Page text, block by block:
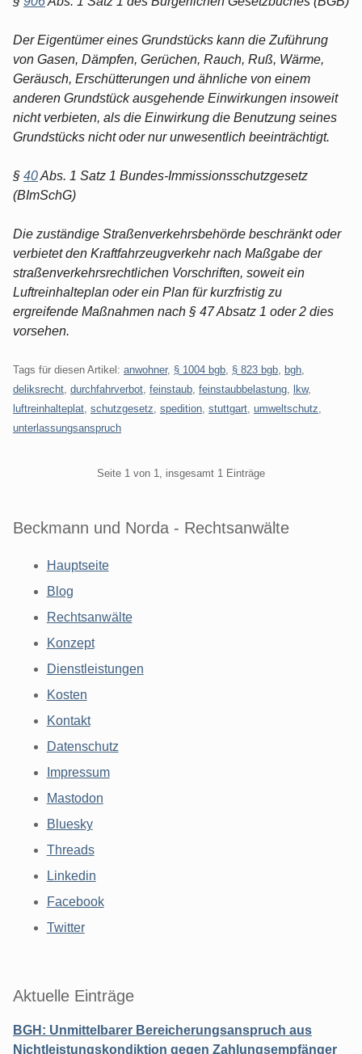
Der Eigentümer eines Grundstücks kann die Zuführung
von Gasen, Dämpfen, Gerüchen, Rauch, Ruß, Wärme,
Geräusch, Erschütterungen und ähnliche von einem
anderen Grundstück ausgehende Einwirkungen insoweit
nicht verbieten, als die Einwirkung die Benutzung seines
Grundstücks nicht oder nur unwesentlich beeinträchtigt.
§ 40Abs. 1 Satz 1 Bundes-Immissionsschutzgesetz
(BImSchG)
Die zuständige Straßenverkehrsbehörde beschränkt oder
verbietet den Kraftfahrzeugverkehr nach Maßgabe der
straßenverkehrsrechtlichen Vorschriften, soweit ein
Luftreinhalteplan oder ein Plan für kurzfristig zu
ergreifende Maßnahmen nach § 47 Absatz 1 oder 2 dies
vorsehen.
Tags für diesen Artikel: anwohner, § 1004 bgb § 823 bgb bgh
deliksrecht durchfahrverbot feinstaub feinstaubbelastung lkw,
luftreinhalteplat schutzgesetz spedition stuttgart umweltschutz
unterlassungsanspruch
Seite 1 von 1, insgesamt 1 Einträge
Beckmann und Norda - Rechtsanwälte
Hauptseite
Blog
Rechtsanwälte
Konzept
Dienstleistungen
Kosten
Kontakt
Datenschutz
Impressum
Mastodon
Bluesky
Threads
Linkedin
Facebook
Twitter
Aktuelle Einträge
BGH: Unmittelbarer Bereicherungsanspruch aus
Nichtleistungskondiktion gegen Zahlungsempfänger